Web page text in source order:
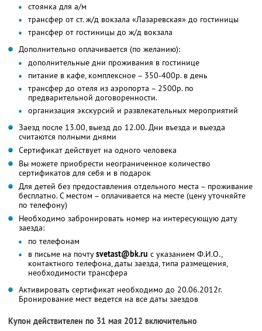
стоянка для а/м
трансфер от ст. ж/д вокзала «Лазаревская» до гостиницы
трансфер от гостиницы до ж/д вокзала
Дополнительно оплачивается (по желанию):
дополнительные дни проживания в гостинице
питание в кафе, комплексное – 350-400р. в день
трансфер до отеля из аэропорта – 2500р. по
предварительной договоренности.
организация экскурсий и развлекательных мероприятий
Заезд после 13.00, выезд до 12.00. Дни въезда и выезда
считаются полными днями
Сертификат действует на одного человека
Вы можете приобрести неограниченное количество
сертификатов для себя и в подарок
Для детей без предоставления отдельного места – проживание
бесплатно. С местом – оплачивается на месте (цену уточняйте
по телефону)
Необходимо забронировать номер на интересующую дату
заезда:
по телефонам
в письме на почтуsvetast@bk.ru с указанием Ф.И.О.,
контактного телефона, даты заезда, типа размещения,
необходимости трансфера
Активировать сертификат необходимо до 20.06.2012г.
Бронирование мест ведется на все даты заездов
Купон действителен по 31 мая 2012 включительно